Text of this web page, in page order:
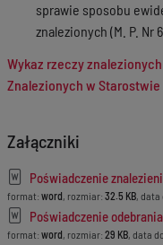
sprawie sposobu
znalezionych (M. P. Nr
Wykaz rzeczy
Znalezionych w
Załączniki
Poświadczenie
format: word, rozmiar: 32.5 KB, data
Poświadczenie
format: word, rozmiar: 29 KB, data